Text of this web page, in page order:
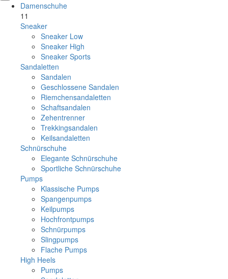
Damenschuhe
11
Sneaker
Sneaker Low
Sneaker High
Sneaker Sports
Sandaletten
Sandalen
Geschlossene Sandalen
Riemchensandaletten
Schaftsandalen
Zehentrenner
Trekkingsandalen
Keilsandaletten
Schnürschuhe
Elegante Schnürschuhe
Sportliche Schnürschuhe
Pumps
Klassische Pumps
Spangenpumps
Keilpumps
Hochfrontpumps
Schnürpumps
Slingpumps
Flache Pumps
High Heels
Pumps